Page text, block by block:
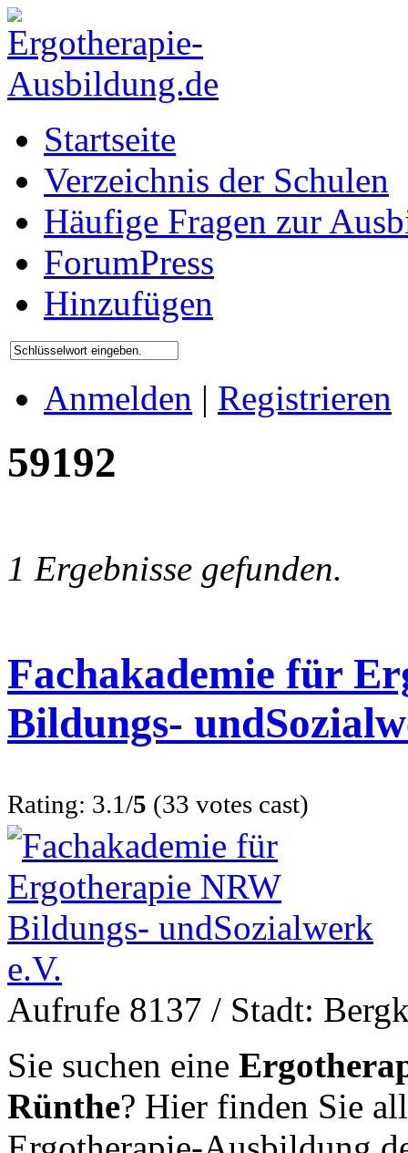
Startseite
Verzeichnis der Schulen
Häufige Fragen zur
ForumPress
Hinzufügen
Anmelden | Registrieren
59192
1 Ergebnisse gefunden.
Fachakademie für
Bildungs-
Rating: 3.1/5 (33 votes cast)
Aufrufe 8137 / Stadt:
Sie suchen eine
Rünthe? Hier finden Sie